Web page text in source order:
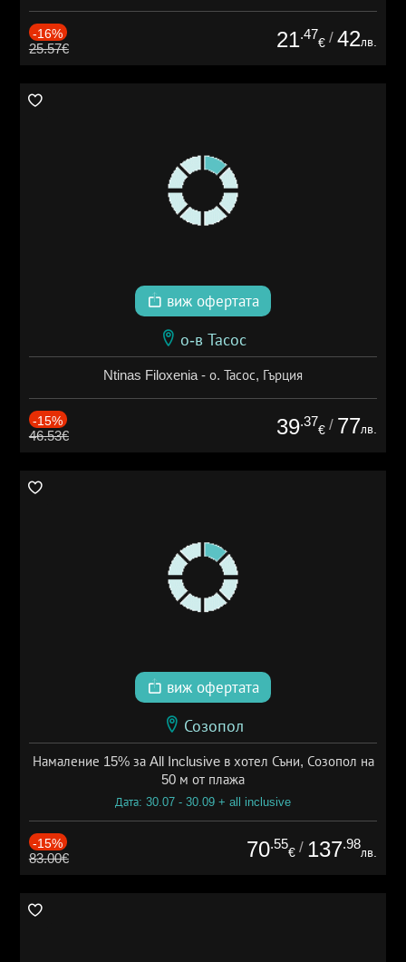
-16%
25.57€ 21.47
€ / 42лв.
виж офертата
о-в Тасос
Ntinas Filoxenia - о. Тасос, Гърция
-15%
46.53€ 39.37
€ / 77лв.
виж офертата
Созопол
Намаление 15% за All Inclusive в хотел Съни, Созопол на
50 м от плажа
Дата: 30.07 - 30.09 + all inclusive
-15%
83.00€ 70.55
€ / 137.98
лв.